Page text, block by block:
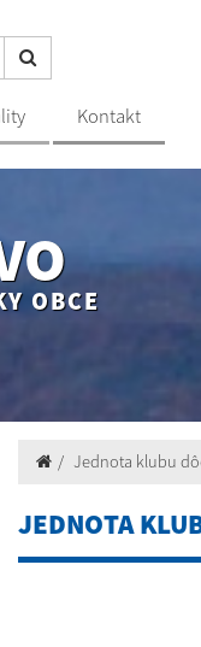
Kontakt
OBCE
Jednota klubu
JEDNOTA